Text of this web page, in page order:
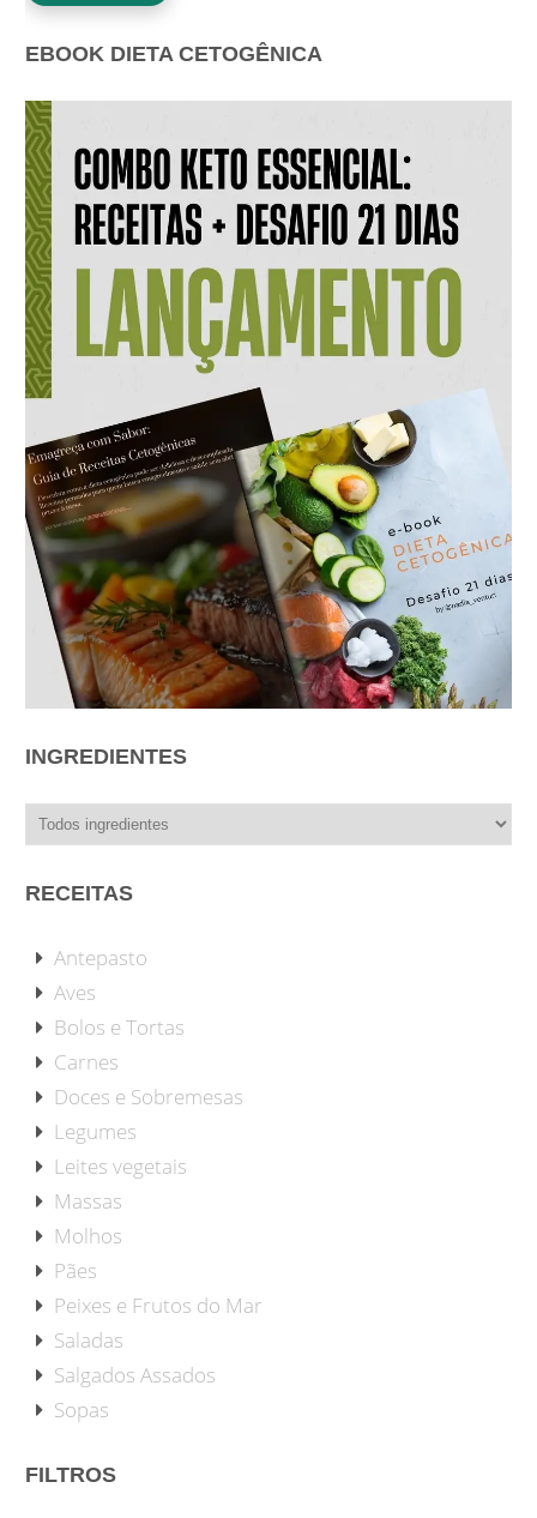
EBOOK DIETA CETOGÊNICA
INGREDIENTES
RECEITAS
Antepasto
Aves
Bolos e Tortas
Carnes
Doces e Sobremesas
Legumes
Leites vegetais
Massas
Molhos
Pães
Peixes e Frutos do Mar
Saladas
Salgados Assados
Sopas
FILTROS